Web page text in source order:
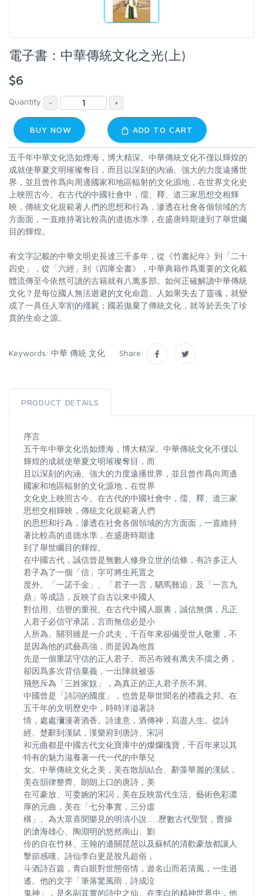
電子書：中華傳統文化之光(上)
$6
Quantity - +
BUY NOW ADD TO CART
五千年中華文化浩如煙海，博大精深。中華傳統文化不僅以輝煌的
成就使華夏文明璀璨奪目，而且以深刻的內涵、強大的力度遠播世
界，並且曾作爲向周邊國家和地區輻射的文化源地，在世界文化史
上映照古今。在古代的中國社會中，儒、釋、道三家思想交相輝
映，傳統文化規範著人們的思想和行為，滲透在社會各個領域的方
方面面，一直維持著比較高的道德水準，在盛唐時期達到了舉世矚
目的輝煌。
有文字記載的中華文明史長達三千多年，從《竹書紀年》到「二十
四史」，從「六經」到《四庫全書》，中華典籍作爲重要的文化載
體流傳至今依然可讀的古籍就有八萬多部。如何正確解讀中華傳統
文化？是每位國人無法迴避的文化命題。人如果失去了靈魂，就變
成了一具任人宰割的殭屍；國若拋棄了傳統文化，就等於丟失了珍
貴的生命之源。
Keywords: 中華 傳統 文化 Share:
PRODUCT DETAILS
序言
五千年中華文化浩如煙海，博大精深。中華傳統文化不僅以
輝煌的成就使華夏文明璀璨奪目，而
且以深刻的內涵、強大的力度遠播世界，並且曾作爲向周邊
國家和地區輻射的文化源地，在世界
文化史上映照古今。在古代的中國社會中，儒、釋、道三家
思想交相輝映，傳統文化規範著人們
的思想和行為，滲透在社會各個領域的方方面面，一直維持
著比較高的道德水準，在盛唐時期達
到了舉世矚目的輝煌。
在中國古代，誠信曾是無數人修身立世的信條，有許多正人
君子為了一個「信」字可將生死置之
度外。「一諾千金」、「君子一言，駟馬難追」及「一言九
鼎」等成語，反映了自古以來中國人
對信用、信譽的重視。在古代中國人眼裏，誠信無價，凡正
人君子必信守承諾，言而無信必是小
人所為。關羽雖是一介武夫，千百年來卻備受世人敬重，不
是因為他的武藝高強，而是因為他首
先是一個重諾守信的正人君子。而呂布雖有萬夫不擋之勇，
卻因爲多次背信棄義，一出陣就被張
飛怒斥為「三姓家奴」，為真正的正人君子所不屑。
中國曾是「詩詞的國度」，也曾是舉世聞名的禮義之邦。在
五千年的文明歷史中，時時洋溢著詩
情，處處瀰漫著酒香。詩達意，酒傳神，寫盡人生。從詩
經、楚辭到漢賦，漢樂府到唐詩、宋詞
和元曲都是中國古代文化寶庫中的燦爛瑰寶，千百年來以其
特有的魅力滋養著一代一代的中華兒
女。中華傳統文化之美，美在散韻結合、辭藻華麗的漢賦，
美在韻律整齊、朗朗上口的唐詩，美
在可豪放、可委婉的宋詞，美在反映當代生活、藝術色彩濃
厚的元曲，美在「七分事實，三分虛
構」、為大眾喜聞樂見的明清小說……歷數古代聖賢，曹操
的滄海雄心、陶淵明的悠然南山、劉
伶的自在竹林、王翰的邊關琵琶以及蘇軾的清歡豪放都讓人
擊節感嘆。詩仙李白更是脫凡超俗，
斗酒詩百篇，青白眼對世態俗情，遊名山而若清風，一生逍
遙。他的文字「筆落驚風雨，詩成泣
鬼神」，是名副其實的詩中之仙。在李白的精神世界中，他